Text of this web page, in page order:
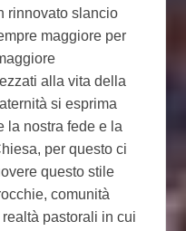
rinnovato slancio
maggiore per
alla vita della
si esprima
la nostra fede e la
per questo ci
questo stile
comunità
pastorali in cui